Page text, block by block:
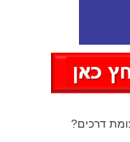
דרכים?